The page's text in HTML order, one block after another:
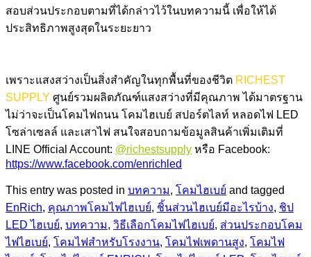
สอบส่วนประกอบตามที่ได้กล่าวไว้ในบทความนี้ เพื่อให้ได้
ประสิทธิภาพสูงสุดในระยะยาว
เพราะแสงสว่างเป็นสิ่งสำคัญในทุกพื้นที่ของชีวิต RICHEST
SUPPLY ศูนย์รวมผลิตภัณฑ์แสงสว่างที่มีคุณภาพ ได้มาตรฐาน
ไม่ว่าจะเป็นโคมไฟถนน โคมไฮเบย์ สปอร์ตไลท์ หลอดไฟ LED
โซล่าเซลล์ และเสาไฟ สนใจสอบถามข้อมูลสินค้าเพิ่มเติมที่
LINE Official Account: @richestsupply หรือ Facebook:
https://www.facebook.com/enrichled
This entry was posted in บทความ, โคมไฮเบย์ and tagged
EnRich, คุณภาพโคมไฟไฮเบย์, ชิ้นส่วนไฮเบย์มีอะไรบ้าง, ชิป
LED ไฮเบย์, บทความ, วิธีเลือกโคมไฟไฮเบย์, ส่วนประกอบโคม
ไฟไฮเบย์, โคมไฟสำหรับโรงงาน, โคมไฟเพดานสูง, โคมไฟ